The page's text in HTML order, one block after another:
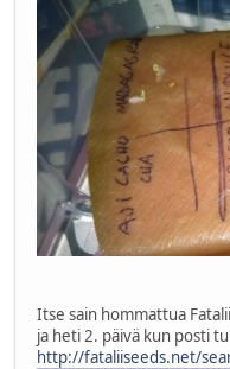
Itse sain hommattua
ja heti 2. päivä kun posti
http://fataliiseeds.net/